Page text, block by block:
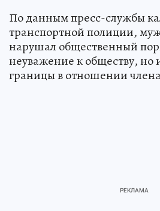
По данным пресс-службы
транспортной полиции,
нарушал общественный
неуважение к обществу,
границы в отношении